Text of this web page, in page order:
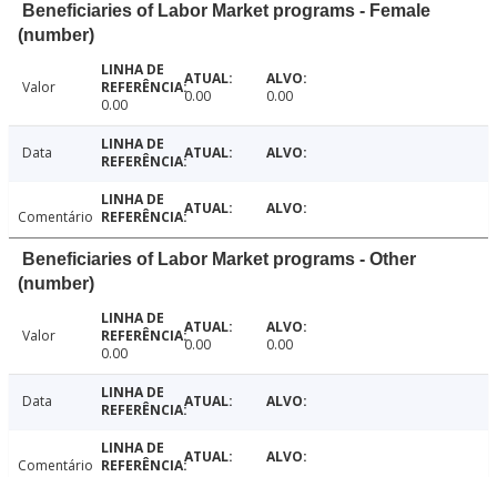
Beneficiaries of Labor Market programs - Female
(number)
Valor
0.00
0.00 0.00
Data
Comentário
Beneficiaries of Labor Market programs - Other
(number)
Valor
0.00
0.00 0.00
Data
Comentário